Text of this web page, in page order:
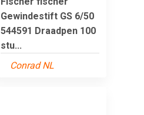
Gewindestift GS 6/50
544591 Draadpen 100
stu...
Conrad NL